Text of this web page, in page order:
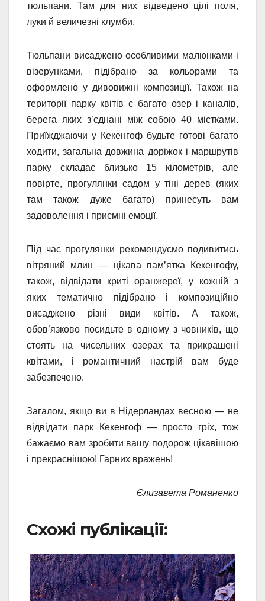
тюльпани. Там для них відведено цілі поля,
луки й величезні клумби.
Тюльпани висаджено особливими малюнками і
візерунками, підібрано за кольорами та
оформлено у дивовижні композиції. Також на
території парку квітів є багато озер і каналів,
берега яких з’єднані між собою 40 містками.
Приїжджаючи у Кекенгоф будьте готові багато
ходити, загальна довжина доріжок і маршрутів
парку складає близько 15 кілометрів, але
повірте, прогулянки садом у тіні дерев (яких
там також дуже багато) принесуть вам
задоволення і приємні емоції.
Під час прогулянки рекомендуємо подивитись
вітряний млин — цікава пам’ятка Кекенгофу,
також, відвідати криті оранжереї, у кожній з
яких тематично підібрано і композиційно
висаджено різні види квітів. А також,
обов’язково посидьте в одному з човників, що
стоять на чисельних озерах та прикрашені
квітами, і романтичний настрій вам буде
забезпечено.
Загалом, якщо ви в Нідерландах весною — не
відвідати парк Кекенгоф — просто гріх, тож
бажаємо вам зробити вашу подорож цікавішою
і прекраснішою! Гарних вражень!
Єлизавета Романенко
Схожі публікації: